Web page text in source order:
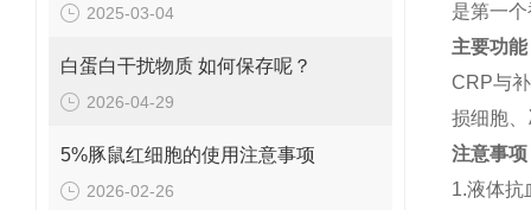
2025-03-04
白蛋白干扰物质 如何保存呢？
2026-04-29
5%豚鼠红细胞的使用注意事项
2026-02-26
是第一
主要功能
CRP与
损细胞
注意事项
1.液体抗